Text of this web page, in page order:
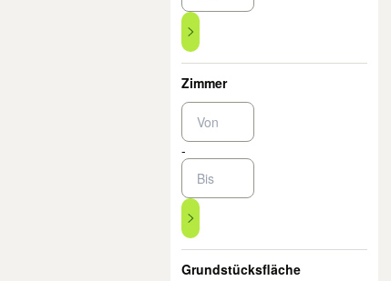
Zimmer
-
Grundstücksfläche